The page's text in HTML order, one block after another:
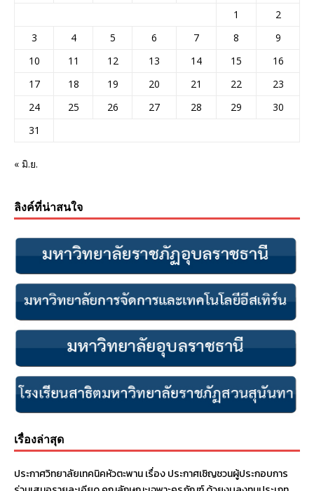
1
2
3
4 5 6 7 8
9
10
11 12 13 14 15
16
17
18 19 20 21 22
23
24
25 26 27 28 29
30
31
« มิ.ย.
ลิงค์ที่น่าสนใจ
เรื่องล่าสุด
ประกาศวิทยาลัยเทคนิคหัวตะพาน เรื่อง ประกาศเชิญชวนผู้ประกอบการ